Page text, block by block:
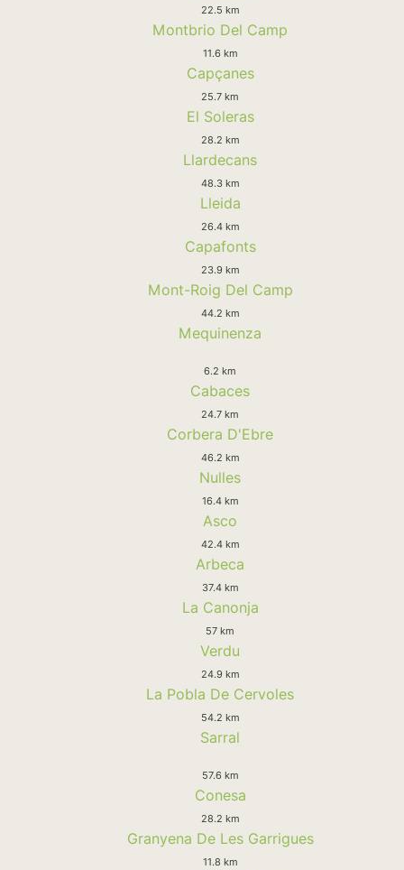
22.5 km
Montbrio Del Camp
11.6 km
Capçanes
25.7 km
El Soleras
28.2 km
Llardecans
48.3 km
Lleida
26.4 km
Capafonts
23.9 km
Mont-Roig Del Camp
44.2 km
Mequinenza
6.2 km
Cabaces
24.7 km
Corbera D'Ebre
46.2 km
Nulles
16.4 km
Asco
42.4 km
Arbeca
37.4 km
La Canonja
57 km
Verdu
24.9 km
La Pobla De Cervoles
54.2 km
Sarral
57.6 km
Conesa
28.2 km
Granyena De Les Garrigues
11.8 km